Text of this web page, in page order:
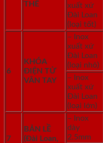
THỂ
xuất xứ
Đài Loan
(loại tốt)
6
KHÓA
ĐIỆN TỬ
VÂN TAY
– Inox
xuất xứ
Đài Loan
(loại nhỏ)
– Inox
xuất xứ
Đài Loan
(loại lớn)
7
BẢN LỀ
(Đài Loan,
– Inox
dày
2.5mm